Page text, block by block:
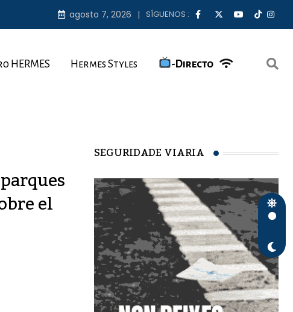
agosto 7, 2026 SÍGUENOS :
HERMES Hermes Styles -Directo
el
SEGURIDADE VIARIA